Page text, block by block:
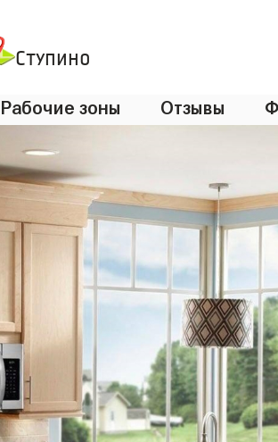
Ступино
Рабочие зоны Отзывы